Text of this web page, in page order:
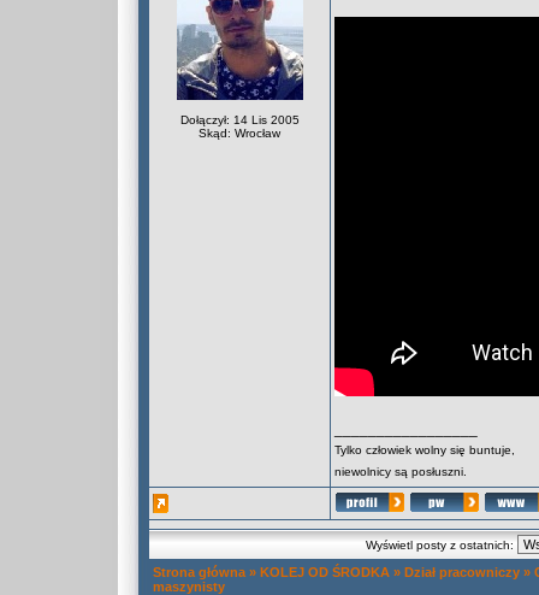
Dołączył: 14 Lis 2005
Skąd: Wrocław
Tylko człowiek wolny się buntuje,
niewolnicy są posłuszni.
Wyświetl posty z ostatnich:
Strona główna » KOLEJ OD ŚRODKA » Dział pracowniczy »
maszynisty